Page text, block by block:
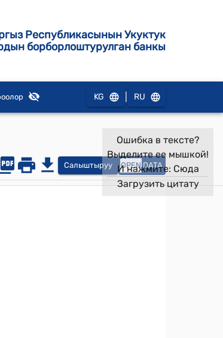
Республикасынын Укуктук
борборлоштурулган банкы
KG RU
Салыштыруу OPEN DATA
Ошибка в тексте?
Выделите ее мышкой!
И нажмите: Сюда
Загрузить цитату